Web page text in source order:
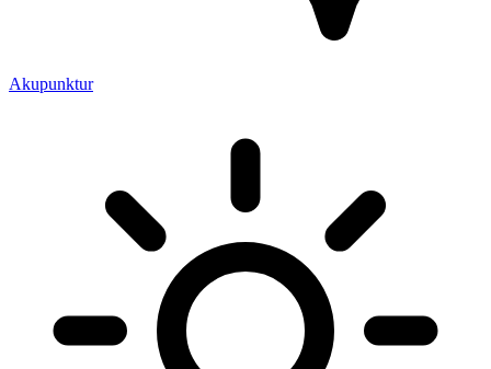
Akupunktur